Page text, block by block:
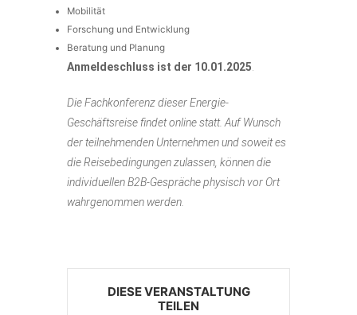
Mobilität
Forschung und Entwicklung
Beratung und Planung
Anmeldeschluss ist der 10.01.2025.
Die Fachkonferenz dieser Energie-
Geschäftsreise findet online statt. Auf Wunsch
der teilnehmenden Unternehmen und soweit es
die Reisebedingungen zulassen, können die
individuellen B2B-Gespräche physisch vor Ort
wahrgenommen werden.
DIESE VERANSTALTUNG
TEILEN